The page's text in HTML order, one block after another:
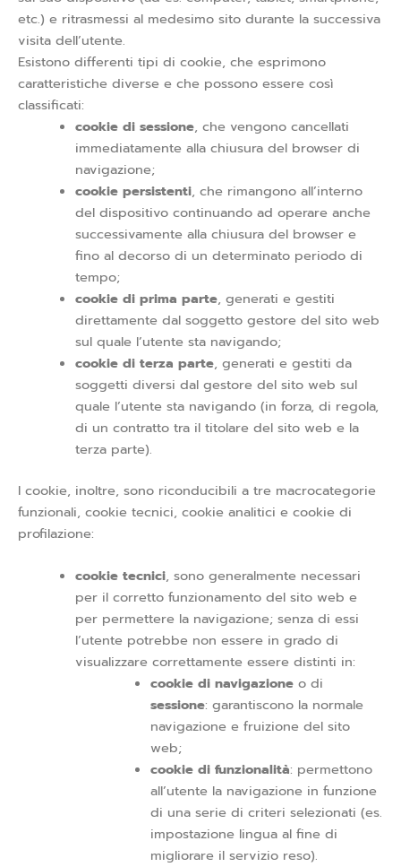
etc.) e ritrasmessi al medesimo sito durante la successiva
visita dell’utente.
Esistono differenti tipi di cookie, che esprimono
caratteristiche diverse e che possono essere così
classificati:
cookie di sessione, che vengono cancellati
immediatamente alla chiusura del browser di
navigazione;
cookie persistenti, che rimangono all’interno
del dispositivo continuando ad operare anche
successivamente alla chiusura del browser e
fino al decorso di un determinato periodo di
tempo;
cookie di prima parte, generati e gestiti
direttamente dal soggetto gestore del sito web
sul quale l’utente sta navigando;
cookie di terza parte, generati e gestiti da
soggetti diversi dal gestore del sito web sul
quale l’utente sta navigando (in forza, di regola,
di un contratto tra il titolare del sito web e la
terza parte).
I cookie, inoltre, sono riconducibili a tre macrocategorie
funzionali, cookie tecnici, cookie analitici e cookie di
profilazione:
cookie tecnici, sono generalmente necessari
per il corretto funzionamento del sito web e
per permettere la navigazione; senza di essi
l’utente potrebbe non essere in grado di
visualizzare correttamente essere distinti in:
cookie di navigazioneo di
sessione: garantiscono la normale
navigazione e fruizione del sito
web;
cookie di funzionalità: permettono
all’utente la navigazione in funzione
di una serie di criteri selezionati (es.
impostazione lingua al fine di
migliorare il servizio reso).